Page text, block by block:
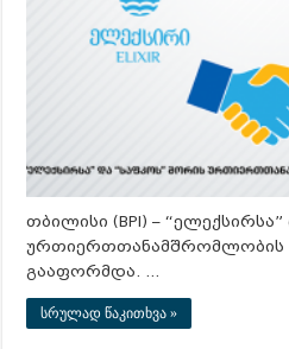
თბილისი (BPI) –
ურთიერთთანამშრომლობის
გააფორმდა. …
სრულად წაკითხვა »